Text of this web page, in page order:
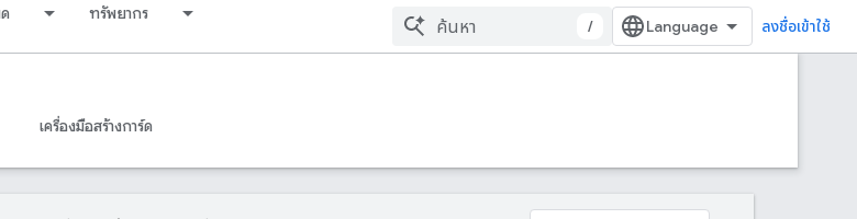
ทรัพยากร
/ ลงชื่อเข้าใช้
เครื่องมือสร้างการ์ด